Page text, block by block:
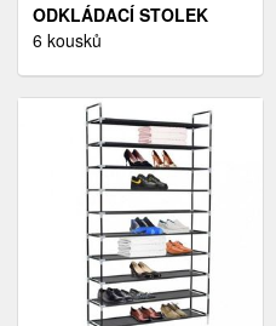
ODKLÁDACÍ STOLEK
SINIS DEKORHOME
6 kousků